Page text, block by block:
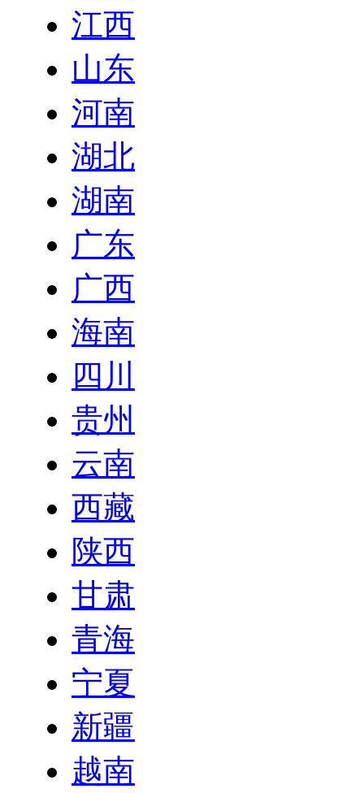
江西
山东
河南
湖北
湖南
广东
广西
海南
四川
贵州
云南
西藏
陕西
甘肃
青海
宁夏
新疆
越南